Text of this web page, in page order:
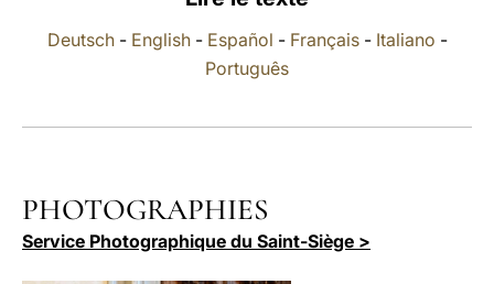
Deutsch- English- Español - Français- Italiano -
Português
PHOTOGRAPHIES
Service Photographique du Saint-Siège >